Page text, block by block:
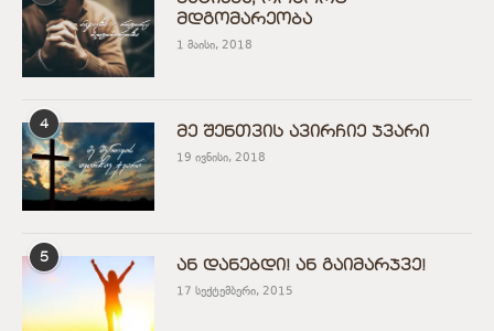
მდგომარეობა
1 მაისი, 2018
4
მე შენთვის ავირჩიე ჯვარი
19 ივნისი, 2018
5
ან დანებდი! ან გაიმარჯვე!
17 სექტემბერი, 2015